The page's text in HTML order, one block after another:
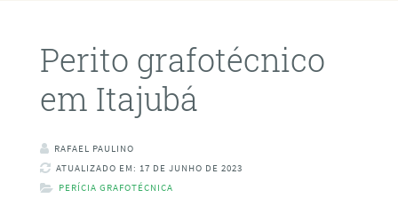
Perito grafotécnico
em Itajubá
RAFAEL PAULINO
ATUALIZADO EM: 17 DE JUNHO DE 2023
PERÍCIA GRAFOTÉCNICA